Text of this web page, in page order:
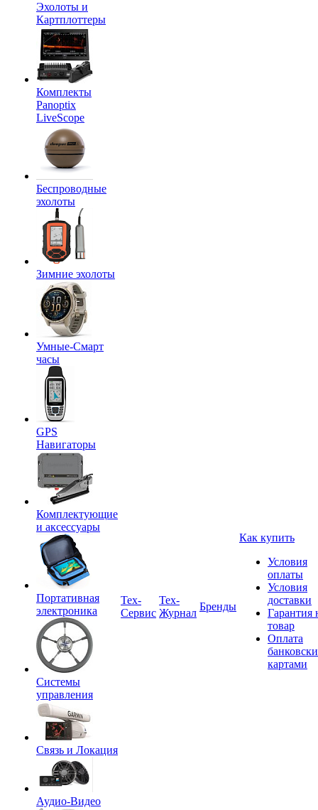
Эхолоты и
Картплоттеры
Комплекты
Panoptix
LiveScope
Беспроводные
эхолоты
Зимние эхолоты
Умные-Смарт
часы
GPS
Навигаторы
Комплектующие
и аксессуары
Портативная
электроника
Системы
управления
Связь и Локация
Аудио-Видео
Tex-
Сервис
Тех-
Журнал
Бренды
Как купить
Условия
оплаты
Условия
доставки
Гарантия
товар
Оплата
картами